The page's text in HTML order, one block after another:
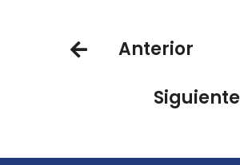
Anterior
Siguiente